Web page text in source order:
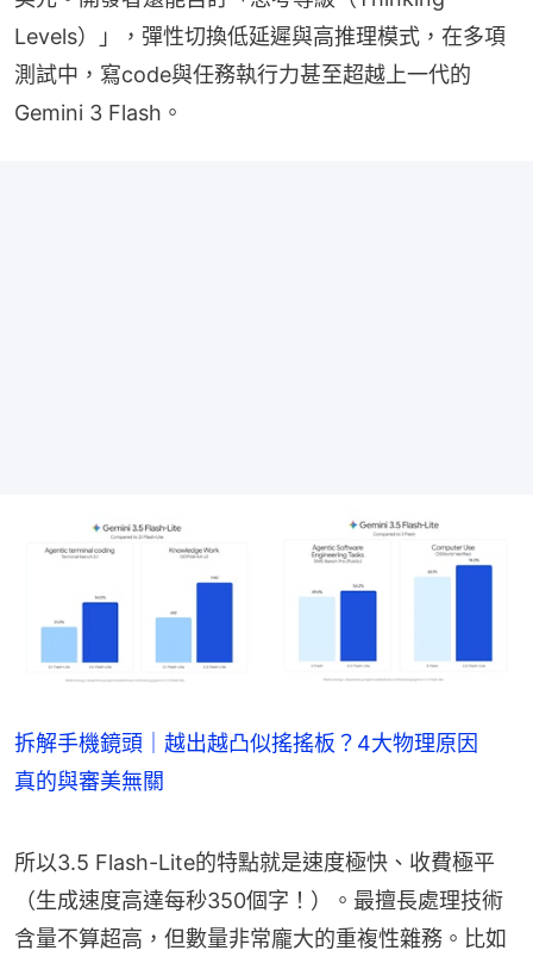
Levels）」，彈性切換低延遲與高推理模式，在多項
測試中，寫code與任務執行力甚至超越上一代的
Gemini 3 Flash。
拆解手機鏡頭｜越出越凸似搖搖板？4大物理原因
真的與審美無關
所以3.5 Flash-Lite的特點就是速度極快、收費極平
（生成速度高達每秒350個字！）。最擅長處理技術
含量不算超高，但數量非常龐大的重複性雜務。比如